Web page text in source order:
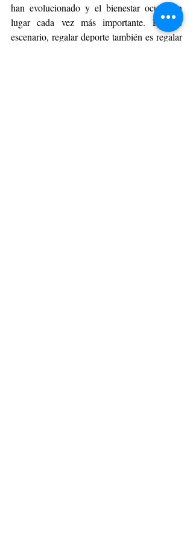
han evolucionado y el bienestar ocupa un
lugar cada vez más importante. En ese
escenario, regalar deporte también es regalar